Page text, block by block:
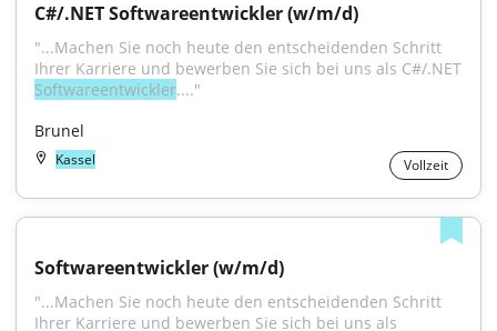
C#/.NET Softwareentwickler (w/m/d)
"...Machen Sie noch heute den entscheidenden Schritt
Softwareentwickler...."
Brunel
Kassel Vollzeit
Softwareentwickler (w/m/d)
"...Machen Sie noch heute den entscheidenden Schritt